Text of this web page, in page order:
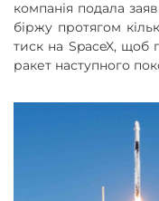
компанія подала
біржу протягом
тиск на SpaceX, щоб
ракет наступного